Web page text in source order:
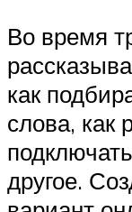
Во время
как
слова, как
другое.